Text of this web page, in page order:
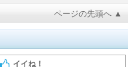
ページの先頭へ ▲
イイね！